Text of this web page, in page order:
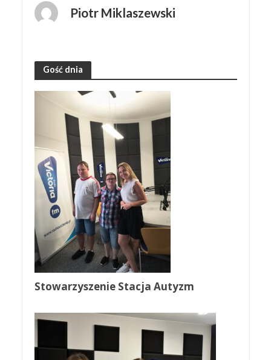
Piotr Miklaszewski
Gość dnia
Stowarzyszenie Stacja Autyzm